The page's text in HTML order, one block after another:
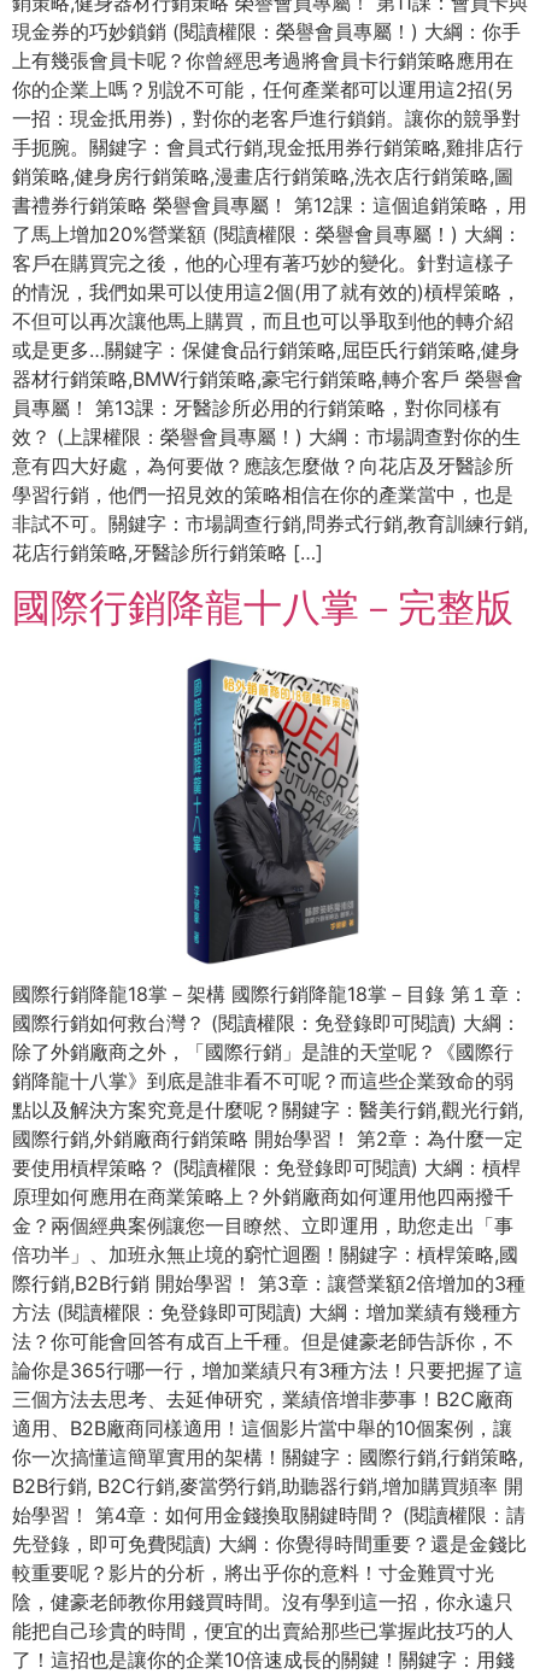
現金券的巧妙鎖銷 (閱讀權限：榮譽會員專屬！) 大綱：你手
上有幾張會員卡呢？你曾經思考過將會員卡行銷策略應用在
你的企業上嗎？別說不可能，任何產業都可以運用這2招(另
一招：現金扺用券)，對你的老客戶進行鎖銷。讓你的競爭對
手扼腕。關鍵字：會員式行銷,現金抵用券行銷策略,雞排店行
銷策略,健身房行銷策略,漫畫店行銷策略,洗衣店行銷策略,圖
書禮券行銷策略 榮譽會員專屬！ 第12課：這個追銷策略，用
了馬上增加20%營業額 (閱讀權限：榮譽會員專屬！) 大綱：
客戶在購買完之後，他的心理有著巧妙的變化。針對這樣子
的情況，我們如果可以使用這2個(用了就有效的)槓桿策略，
不但可以再次讓他馬上購買，而且也可以爭取到他的轉介紹
或是更多…關鍵字：保健食品行銷策略,屈臣氏行銷策略,健身
器材行銷策略,BMW行銷策略,豪宅行銷策略,轉介客戶 榮譽會
員專屬！ 第13課：牙醫診所必用的行銷策略，對你同樣有
效？ (上課權限：榮譽會員專屬！) 大綱：市場調查對你的生
意有四大好處，為何要做？應該怎麼做？向花店及牙醫診所
學習行銷，他們一招見效的策略相信在你的產業當中，也是
非試不可。關鍵字：市場調查行銷,問券式行銷,教育訓練行銷,
花店行銷策略,牙醫診所行銷策略 […]
國際行銷降龍十八掌－完整版
國際行銷降龍18掌－架構 國際行銷降龍18掌－目錄 第１章：
國際行銷如何救台灣？ (閱讀權限：免登錄即可閱讀) 大綱：
除了外銷廠商之外，「國際行銷」是誰的天堂呢？《國際行
銷降龍十八掌》到底是誰非看不可呢？而這些企業致命的弱
點以及解決方案究竟是什麼呢？關鍵字：醫美行銷,觀光行銷,
國際行銷,外銷廠商行銷策略 開始學習！ 第2章：為什麼一定
要使用槓桿策略？ (閱讀權限：免登錄即可閱讀) 大綱：槓桿
原理如何應用在商業策略上？外銷廠商如何運用他四兩撥千
金？兩個經典案例讓您一目瞭然、立即運用，助您走出「事
倍功半」、加班永無止境的窮忙迴圈！關鍵字：槓桿策略,國
際行銷,B2B行銷 開始學習！ 第3章：讓營業額2倍增加的3種
方法 (閱讀權限：免登錄即可閱讀) 大綱：增加業績有幾種方
法？你可能會回答有成百上千種。但是健豪老師告訴你，不
論你是365行哪一行，增加業績只有3種方法！只要把握了這
三個方法去思考、去延伸研究，業績倍增非夢事！B2C廠商
適用、B2B廠商同樣適用！這個影片當中舉的10個案例，讓
你一次搞懂這簡單實用的架構！關鍵字：國際行銷,行銷策略,
B2B行銷, B2C行銷,麥當勞行銷,助聽器行銷,增加購買頻率 開
始學習！ 第4章：如何用金錢換取關鍵時間？ (閱讀權限：請
先登錄，即可免費閱讀) 大綱：你覺得時間重要？還是金錢比
較重要呢？影片的分析，將出乎你的意料！寸金難買寸光
陰，健豪老師教你用錢買時間。沒有學到這一招，你永遠只
能把自己珍貴的時間，便宜的出賣給那些已掌握此技巧的人
了！這招也是讓你的企業10倍速成長的關鍵！關鍵字：用錢